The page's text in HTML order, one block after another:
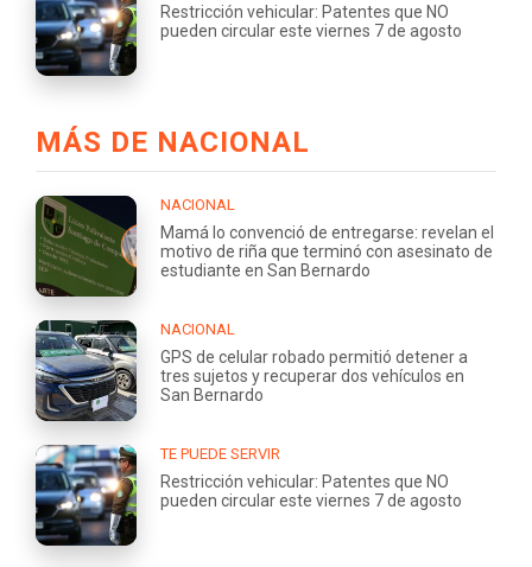
Restricción vehicular: Patentes que NO
pueden circular este viernes 7 de agosto
MÁS DE NACIONAL
NACIONAL
Mamá lo convenció de entregarse: revelan el
motivo de riña que terminó con asesinato de
estudiante en San Bernardo
NACIONAL
GPS de celular robado permitió detener a
tres sujetos y recuperar dos vehículos en
San Bernardo
TE PUEDE SERVIR
Restricción vehicular: Patentes que NO
pueden circular este viernes 7 de agosto